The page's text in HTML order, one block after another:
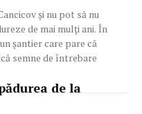
și nu pot să nu
de mai mulți ani. În
șantier care pare că
semne de întrebare
de la